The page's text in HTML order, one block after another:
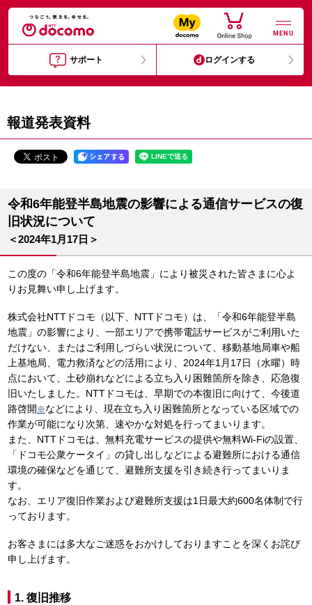
MENU
サポート ログインする
報道発表資料
令和6年能登半島地震の影響による通信サービスの復
旧状況について
＜2024年1月17日＞
この度の「令和6年能登半島地震」により被災された皆さまに心よ
りお見舞い申し上げます。
株式会社NTTドコモ（以下、NTTドコモ）は、「令和6年能登半島
地震」の影響により、一部エリアで携帯電話サービスがご利用いた
だけない、またはご利用しづらい状況について、移動基地局車や船
上基地局、電力救済などの活用により、2024年1月17日（水曜）時
点において、土砂崩れなどによる立ち入り困難箇所を除き、応急復
旧いたしました。NTTドコモは、早期での本復旧に向けて、今後道
路啓開 ※などにより、現在立ち入り困難箇所となっている区域での
作業が可能になり次第、速やかな対処を行ってまいります。
また、NTTドコモは、無料充電サービスの提供や無料Wi-Fiの設置、
「ドコモ公衆ケータイ」の貸し出しなどによる避難所における通信
環境の確保などを通じて、避難所支援を引き続き行ってまいりま
す。
なお、エリア復旧作業および避難所支援は1日最大約600名体制で行
っております。
お客さまには多大なご迷惑をおかけしておりますことを深くお詫び
申し上げます。
1. 復旧推移